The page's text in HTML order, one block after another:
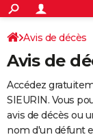
ACTUALITÉS
Politique
Société
Faits Divers
Education
Monde
Villes
+
SPORT
Coupe du monde
Football
Tennis
Cyclisme
Rugby
Forum
Programme TV
TNT
Streaming
Cinéma
Sorties cinéma
Musique
+
FINANCE
Retraite
Epargne
Immobilier
Risques naturels
Banque
Assurance
AUTO
Avis de décès
Avis de
Accédez
SIEURIN. Vous
avis de décès ou
nom d'un défunt